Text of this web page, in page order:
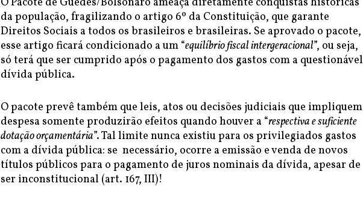
da população, fragilizando o artigo 6º da Constituição, que garante
Direitos Sociais a todos os brasileiros e brasileiras. Se aprovado o pacote,
esse artigo ficará condicionado a um “equilíbrio fiscal intergeracional”, ou seja,
só terá que ser cumprido após o pagamento dos gastos com a questionável
dívida pública.
O pacote prevê também que leis, atos ou decisões judiciais que impliquem
despesa somente produzirão efeitos quando houver a “respectiva e suficiente
dotação orçamentária”. Tal limite nunca existiu para os privilegiados gastos
com a dívida pública: se necessário, ocorre a emissão e venda de novos
títulos públicos para o pagamento de juros nominais da dívida, apesar de
ser inconstitucional (art. 167, III)!